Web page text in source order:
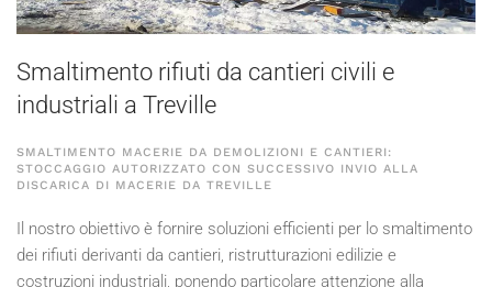
Smaltimento rifiuti da cantieri civili e
industriali a Treville
SMALTIMENTO MACERIE DA DEMOLIZIONI E CANTIERI:
STOCCAGGIO AUTORIZZATO CON SUCCESSIVO INVIO ALLA
DISCARICA DI MACERIE DA TREVILLE
Il nostro obiettivo è fornire soluzioni efficienti per lo smaltimento
dei rifiuti derivanti da cantieri, ristrutturazioni edilizie e
costruzioni industriali, ponendo particolare attenzione alla